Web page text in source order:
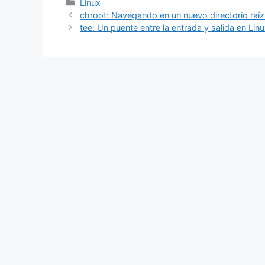
Linux
chroot: Navegando en un nuevo directorio raíz
tee: Un puente entre la entrada y salida en